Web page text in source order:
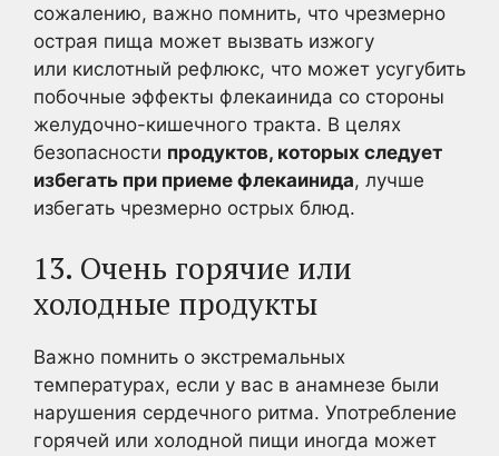
сожалению, важно помнить, что чрезмерно
острая пища может вызвать изжогу
или кислотный рефлюкс, что может усугубить
побочные эффекты флекаинида со стороны
желудочно-кишечного тракта. В целях
безопасности продуктов, которых следует
избегать при приеме флекаинида, лучше
избегать чрезмерно острых блюд.
13. Очень горячие или
холодные продукты
Важно помнить о экстремальных
температурах, если у вас в анамнезе были
нарушения сердечного ритма. Употребление
горячей или холодной пищи иногда может